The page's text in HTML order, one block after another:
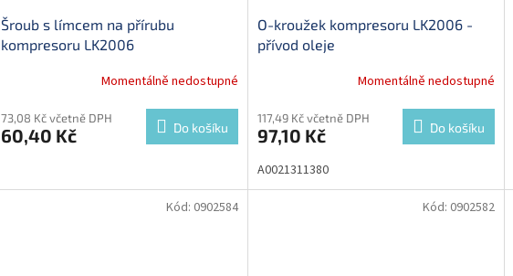
Šroub s límcem na přírubu
kompresoru LK2006
Momentálně nedostupné
73,08 Kč včetně DPH
60,40 Kč Do košíku
O-kroužek kompresoru LK2006 -
přívod oleje
Momentálně nedostupné
117,49 Kč včetně DPH
97,10 Kč Do košíku
A0021311380
Kód: 0902584 Kód: 0902582